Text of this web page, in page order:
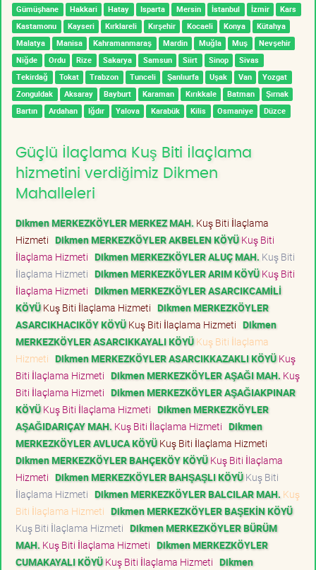
Gümüşhane Hakkari Hatay Isparta Mersin İstanbul İzmir
Kars
Kastamonu
Kayseri Kırklareli Kırşehir Kocaeli Konya
Kütahya
Malatya
Manisa Kahramanmaraş Mardin Muğla Muş
Nevşehir
Niğde
Ordu Rize Sakarya Samsun Siirt Sinop
Sivas
Tekirdağ
Tokat Trabzon Tunceli Şanlıurfa Uşak Van
Yozgat
Zonguldak
Aksaray Bayburt Karaman Kırıkkale Batman
Şırnak
Bartın
Ardahan Iğdır Yalova Karabük Kilis Osmaniye Düzce
Güçlü İlaçlama Kuş Biti İlaçlama
hizmetini verdiğimiz Dikmen
Mahalleleri
Dikmen MERKEZKÖYLER MERKEZ MAH. Kuş Biti İlaçlama
Hizmeti Dikmen MERKEZKÖYLER AKBELEN KÖYÜKuş Biti
İlaçlama Hizmeti Dikmen MERKEZKÖYLER ALUÇ MAH. Kuş Biti
İlaçlama Hizmeti Dikmen MERKEZKÖYLER ARIM KÖYÜKuş Biti
İlaçlama Hizmeti Dikmen MERKEZKÖYLER ASARCIKCAMİLİ
KÖYÜKuş Biti İlaçlama Hizmeti Dikmen MERKEZKÖYLER
ASARCIKHACIKÖY KÖYÜKuş Biti İlaçlama Hizmeti Dikmen
MERKEZKÖYLER ASARCIKKAYALI KÖYÜKuş Biti İlaçlama
Hizmeti Dikmen MERKEZKÖYLER ASARCIKKAZAKLI KÖYÜKuş
Biti İlaçlama Hizmeti Dikmen MERKEZKÖYLER AŞAĞI MAH. Kuş
Biti İlaçlama Hizmeti Dikmen MERKEZKÖYLER AŞAĞIAKPINAR
KÖYÜKuş Biti İlaçlama Hizmeti Dikmen MERKEZKÖYLER
AŞAĞIDARIÇAY MAH. Kuş Biti İlaçlama Hizmeti Dikmen
MERKEZKÖYLER AVLUCA KÖYÜKuş Biti İlaçlama Hizmeti
Dikmen MERKEZKÖYLER BAHÇEKÖY KÖYÜKuş Biti İlaçlama
Hizmeti Dikmen MERKEZKÖYLER BAHŞAŞLI KÖYÜKuş Biti
İlaçlama Hizmeti Dikmen MERKEZKÖYLER BALCILAR MAH. Kuş
Biti İlaçlama Hizmeti Dikmen MERKEZKÖYLER BAŞEKİN KÖYÜ
Kuş Biti İlaçlama Hizmeti Dikmen MERKEZKÖYLER BÜRÜM
MAH. Kuş Biti İlaçlama Hizmeti Dikmen MERKEZKÖYLER
CUMAKAYALI KÖYÜKuş Biti İlaçlama Hizmeti Dikmen